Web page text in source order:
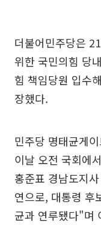
더불어민주당은
위한 국민의힘 당
힘 책임당원 입수
장했다.
민주당 명태균게
이날 오전 국회에
홍준표 경남도지
연으로, 대통령 후
균과 연루됐다"며